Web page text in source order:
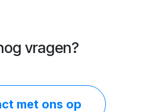
vragen?
met ons op